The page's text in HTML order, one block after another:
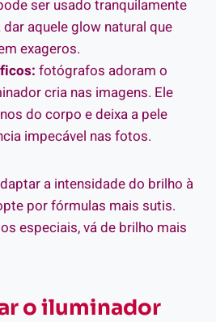
ser usado tranquilamente
aquele glow natural que
exageros.
fotógrafos adoram o
cria nas imagens. Ele
do corpo e deixa a pele
impecável nas fotos.
a intensidade do brilho à
por fórmulas mais sutis.
especiais, vá de brilho mais
o iluminador